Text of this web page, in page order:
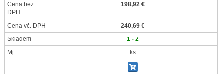
Cena bez
DPH
198,92 €
Cena vč. DPH
240,69 €
Skladem
1 - 2
Mj
ks